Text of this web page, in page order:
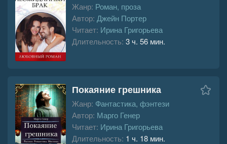
Жанр: Роман, проза
Автор: Джейн Портер
Читает: Ирина Григорьева
Длительность: 3 ч. 56 мин.
Покаяние грешника
Жанр: Фантастика, фэнтези
Автор: Марго Генер
Читает: Ирина Григорьева
Длительность: 1 ч. 18 мин.